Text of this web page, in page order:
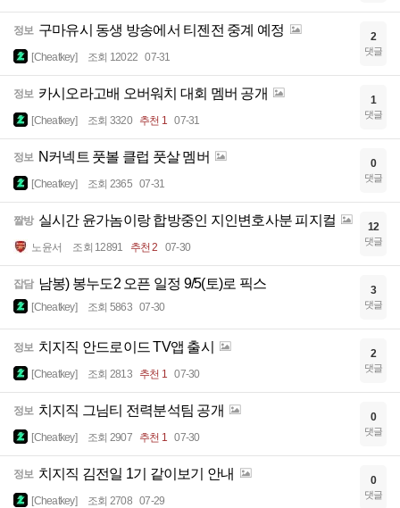
정보 구마유시 동생 방송에서 티젠전 중계 예정
[Cheatkey] 조회 12022 07-31
2
댓글
정보 카시오라고배 오버워치 대회 멤버 공개
[Cheatkey] 조회 3320 추천 1 07-31
1
댓글
정보 N커넥트 풋볼 클럽 풋살 멤버
[Cheatkey] 조회 2365 07-31
0
댓글
짤방 실시간 윤가놈이랑 합방중인 지인변호사분 피지컬
노윤서 조회 12891 추천 2 07-30
12
댓글
잡담 남봉) 봉누도2 오픈 일정 9/5(토)로 픽스
[Cheatkey] 조회 5863 07-30
3
댓글
정보 치지직 안드로이드 TV앱 출시
[Cheatkey] 조회 2813 추천 1 07-30
2
댓글
정보 치지직 그님티 전력분석팀 공개
[Cheatkey] 조회 2907 추천 1 07-30
0
댓글
정보 치지직 김전일 1기 같이보기 안내
[Cheatkey] 조회 2708 07-29
0
댓글